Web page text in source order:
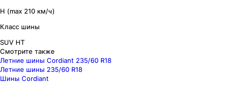
H (max 210 км/ч)
Класс шины
SUV HT
Смотрите также
Летние шины Cordiant 235/60 R18
Летние шины 235/60 R18
Шины Cordiant